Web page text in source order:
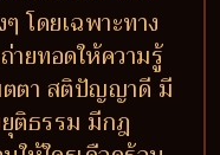
โดยเฉพาะทาง
ยทอดให้ความรู้
ตตา สติปัญญาดี มี
ติธรรม มีกฎ